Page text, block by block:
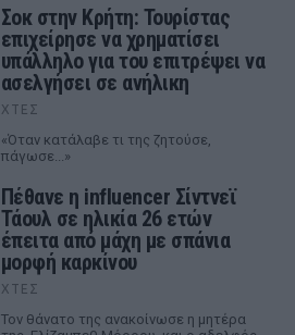
Σοκ στην Κρήτη: Τουρίστας
επιχείρησε να χρηματίσει
υπάλληλο για του επιτρέψει να
ασελγήσει σε ανήλικη
ΧΤΕΣ
«Όταν κατάλαβε τι της ζητούσε,
πάγωσε...»
Πέθανε η influencer Σίντνεϊ
Τάουλ σε ηλικία 26 ετών
έπειτα από μάχη με σπάνια
μορφή καρκίνου
ΧΤΕΣ
Τον θάνατο της ανακοίνωσε η μητέρα